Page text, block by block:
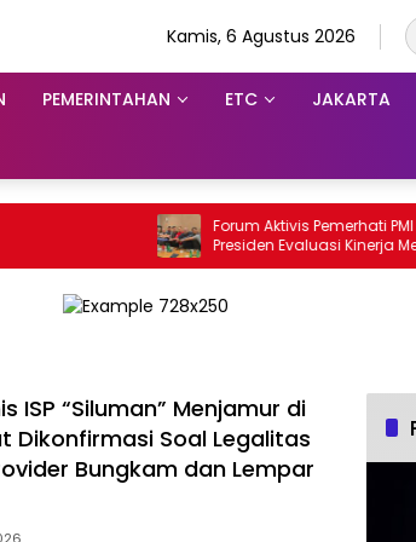
Kamis, 6 Agustus 2026
PEMERINTAHAN ETC JAKARTA
Forum Aktivis Pemerhati PMI Desak
Presiden Evaluasi Kinerja Menteri
Dinilai Hambat Penempatan
ISP “Siluman” Menjamur di
Dikonfirmasi Soal Legalitas
Bungkam dan Lempar